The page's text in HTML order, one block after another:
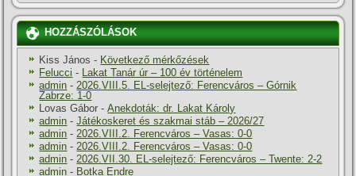
HOZZÁSZÓLÁSOK
Kiss János - Következő mérkőzések
Felucci - Lakat Tanár úr – 100 év történelem
admin - 2026.VIII.5. EL-selejtező: Ferencváros – Górnik
Zabrze: 1-0
Lovas Gábor -Anekdoták: dr. Lakat Károly
admin -Játékoskeret és szakmai stáb – 2026/27
admin - 2026.VIII.2. Ferencváros – Vasas: 0-0
admin - 2026.VIII.2. Ferencváros – Vasas: 0-0
admin - 2026.VII.30. EL-selejtező: Ferencváros – Twente: 2-2
admin - Botka Endre